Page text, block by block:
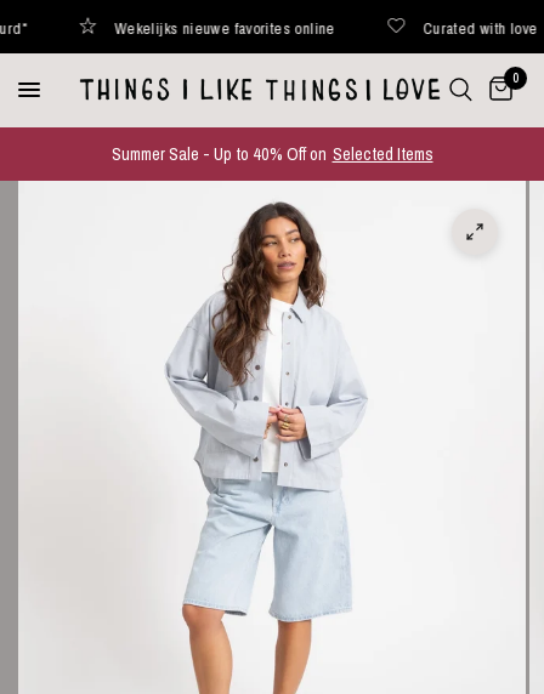
Wekelijks nieuwe favorites online Curated with love
0
Summer Sale - Up to 40% Off on Selected Items